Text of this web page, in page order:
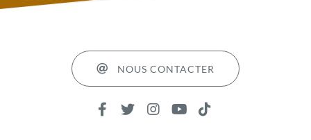
NOUS CONTACTER